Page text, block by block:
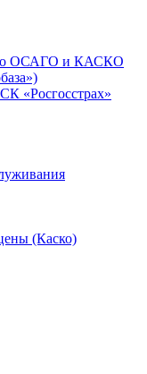
по ОСАГО и КАСКО
«Росгосстрах»
(Каско)